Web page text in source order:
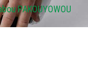
PAKOUYOWOU